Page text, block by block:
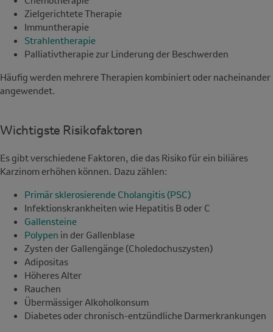
Zielgerichtete Therapie
Immuntherapie
Strahlentherapie
Palliativtherapie zur Linderung der Beschwerden
Häufig werden mehrere Therapien kombiniert oder nacheinander
angewendet.
Wichtigste Risikofaktoren
Es gibt verschiedene Faktoren, die das Risiko für ein biliäres
Karzinom erhöhen können. Dazu zählen:
Primär sklerosierende Cholangitis (PSC)
Infektionskrankheiten wie Hepatitis B oder C
Gallensteine
Polypen in der Gallenblase
Zysten der Gallengänge (Choledochuszysten)
Adipositas
Höheres Alter
Rauchen
Übermässiger Alkoholkonsum
Diabetes oder chronisch-entzündliche Darmerkrankungen